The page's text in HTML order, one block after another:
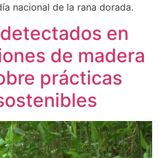
nacional de la rana dorada.
en
de madera
prácticas